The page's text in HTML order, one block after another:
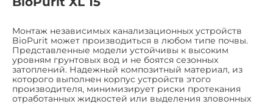
Монтаж независимых канализационных устройств
BioPurit может производиться в любом типе почвы.
Представленные модели устойчивы к высоким
уровням грунтовых вод и не боятся сезонных
затоплений. Надежный композитный материал, из
которого выполнен корпус устройств этого
производителя, минимизирует риски протекания
отработанных жидкостей или выделения зловонных